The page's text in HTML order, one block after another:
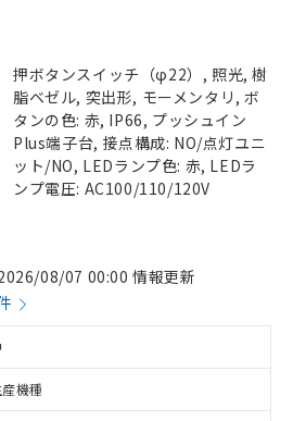
押ボタンスイッチ（φ22）, 照光, 樹
脂ベゼル, 突出形, モーメンタリ, ボ
タンの色: 赤, IP66, プッシュイン
Plus端子台, 接点構成: NO/点灯ユニ
ット/NO, LEDランプ色: 赤, LEDラ
ンプ電圧: AC100/110/120V
08/07 00:00 情報更新
機種